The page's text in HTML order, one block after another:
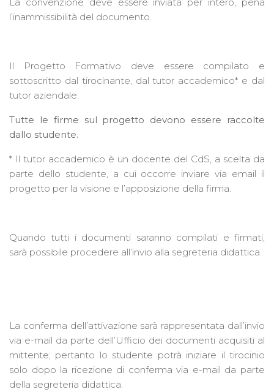
La convenzione deve essere inviata per intero, pena
l’inammissibilità del documento.
Il Progetto Formativo deve essere compilato e
sottoscritto dal tirocinante, dal tutor accademico* e dal
tutor aziendale.
Tutte le firme sul progetto devono essere raccolte
dallo studente.
* Il tutor accademico è un docente del CdS, a scelta da
parte dello studente, a cui occorre inviare via email il
progetto per la visione e l’apposizione della firma.
Quando tutti i documenti saranno compilati e firmati,
sarà possibile procedere all’invio alla segreteria didattica.
La conferma dell’attivazione sarà rappresentata dall’invio
via e-mail da parte dell’Ufficio dei documenti acquisiti al
mittente; pertanto lo studente potrà iniziare il tirocinio
solo dopo la ricezione di conferma via e-mail da parte
della segreteria didattica.